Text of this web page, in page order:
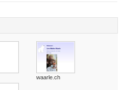
waarle.ch